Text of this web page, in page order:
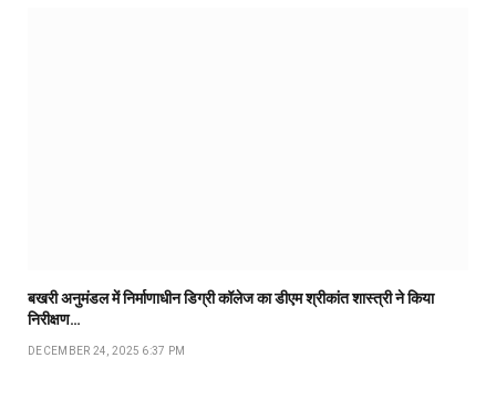
बखरी अनुमंडल में निर्माणाधीन डिग्री कॉलेज का डीएम श्रीकांत शास्त्री ने किया
निरीक्षण…
DECEMBER 24, 2025 6:37 PM